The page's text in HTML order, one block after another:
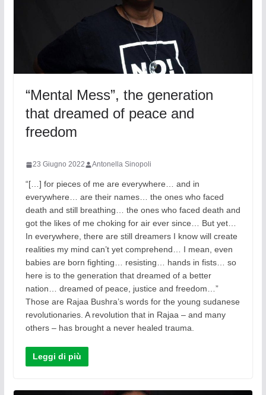
“Mental Mess”, the generation
that dreamed of peace and
freedom
23 Giugno 2022 Antonella Sinopoli
“[…] for pieces of me are everywhere… and in
everywhere… are their names… the ones who faced
death and still breathing… the ones who faced death and
got the likes of me choking for air ever since… But yet…
In everywhere, there are still dreamers I know will create
realities my mind can’t yet comprehend… I mean, even
babies are born fighting… resisting… hands in fists… so
here is to the generation that dreamed of a better
nation… dreamed of peace, justice and freedom…”
Those are Rajaa Bushra’s words for the young sudanese
revolutionaries. A revolution that in Rajaa – and many
others – has brought a never healed trauma.
Leggi di più